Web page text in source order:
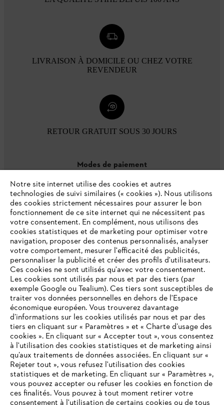
LIVRAISON À DOMICILE OU CHEZ VOTRE
REVENDEUR
RETOUR GRATUIT SOUS 30 JOURS
Modes de paiement
L'Entreprise
Questions / Réponses
Service
VOTRE NAVIGATEUR INTERNET
N'EST PLUS PRIS EN CHARGE
Notre site internet utilise des cookies et autres
technologies de suivi similaires (« cookies »). Nous utilisons
des cookies strictement nécessaires pour assurer le bon
fonctionnement de ce site internet qui ne nécessitent pas
votre consentement. En complément, nous utilisons des
cookies statistiques et de marketing pour optimiser votre
navigation, proposer des contenus personnalisés, analyser
votre comportement, mesurer l'efficacité des publicités,
personnaliser la publicité et créer des profils d'utilisateurs.
Ces cookies ne sont utilisés qu'avec votre consentement.
Les cookies sont utilisés par nous et par des tiers (par
exemple Google ou Tealium). Ces tiers sont susceptibles de
traiter vos données personnelles en dehors de l'Espace
économique européen. Vous trouverez davantage
d’informations sur les cookies utilisés par nous et par des
tiers en cliquant sur « Paramètres » et « Charte d’usage des
cookies ». En cliquant sur « Accepter tout », vous consentez
à l'utilisation des cookies statistiques et de marketing ainsi
qu’aux traitements de données associées. En cliquant sur «
Rejeter tout », vous refusez l'utilisation des cookies
statistiques et de marketing. En cliquant sur « Paramètres »,
vous pouvez accepter ou refuser les cookies en fonction de
ces finalités. Vous pouvez à tout moment retirer votre